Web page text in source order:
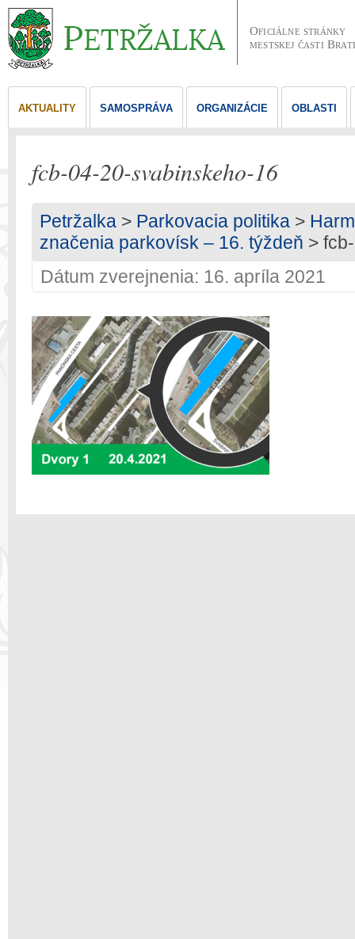
Oficiálne stránky
mestskej časti
AKTUALITY SAMOSPRÁVA ORGANIZÁCIE OBLASTI
fcb-04-20-svabinskeho-16
Petržalka > Parkovacia politika >
značenia parkovísk – 16. týždeň >
Dátum zverejnenia: 16. apríla 2021